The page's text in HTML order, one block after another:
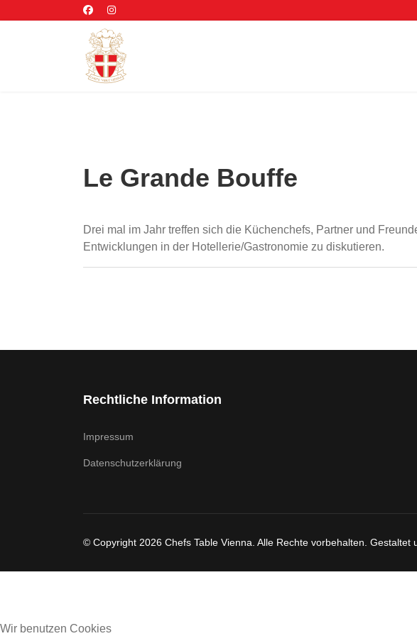
Le Grande Bouffe
Drei mal im Jahr treffen sich die Küchenchefs, Partner und
Entwicklungen in der Hotellerie/Gastronomie zu diskutieren.
Rechtliche Information
Impressum
Datenschutzerklärung
© Copyright 2026 Chefs Table Vienna. Alle Rechte vorbehalten. Gestaltet
Wir benutzen Cookies